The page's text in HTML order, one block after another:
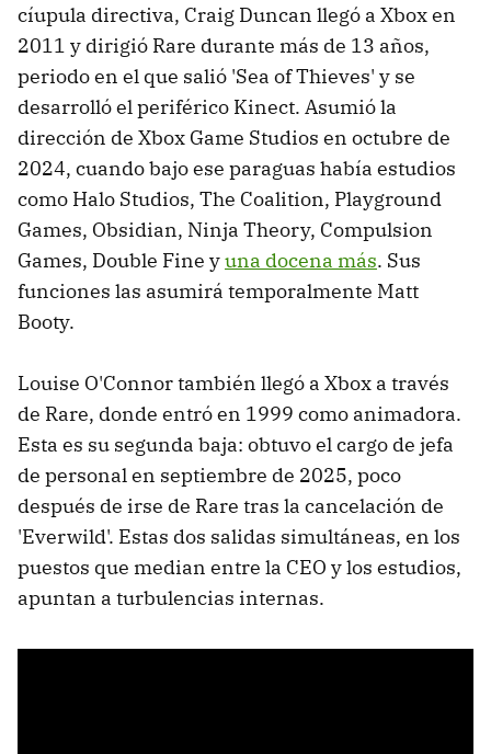
cíupula directiva, Craig Duncan llegó a Xbox en
2011 y dirigió Rare durante más de 13 años,
periodo en el que salió 'Sea of Thieves' y se
desarrolló el periférico Kinect. Asumió la
dirección de Xbox Game Studios en octubre de
2024, cuando bajo ese paraguas había estudios
como Halo Studios, The Coalition, Playground
Games, Obsidian, Ninja Theory, Compulsion
Games, Double Fine yuna docena más. Sus
funciones las asumirá temporalmente Matt
Booty.
Louise O'Connor también llegó a Xbox a través
de Rare, donde entró en 1999 como animadora.
Esta es su segunda baja: obtuvo el cargo de jefa
de personal en septiembre de 2025, poco
después de irse de Rare tras la cancelación de
'Everwild'. Estas dos salidas simultáneas, en los
puestos que median entre la CEO y los estudios,
apuntan a turbulencias internas.